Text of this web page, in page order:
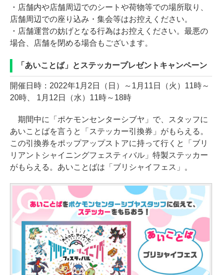
・店舗内や店舗周辺でのシートや荷物等での場所取り、
店舗周辺での座り込み・集会等はお控えください。
・店舗運営の妨げとなる行為はお控えください。最悪の
場合、店舗を閉める場合もございます。
「あいことば」とステッカープレゼントキャンペーン
開催日時：2022年1月2日（日）～1月11日（火）11時～
20時、 1月12日（水）11時～18時
期間中に「ポケモンセンターシブヤ」で、スタッフに
あいことばを言うと「ステッカー引換券」がもらえる。
この引換券をポップアップストアに持って行くと「ブリ
リアントシャイニングフェスティバル」特製ステッカー
がもらえる。あいことばは「ブリシャイフェス」。